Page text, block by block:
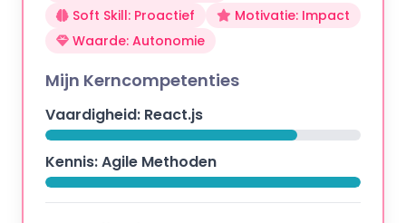
Soft Skill: Proactief
Motivatie: Impact
Waarde: Autonomie
Mijn Kerncompetenties
Vaardigheid: React.js
Kennis: Agile Methoden